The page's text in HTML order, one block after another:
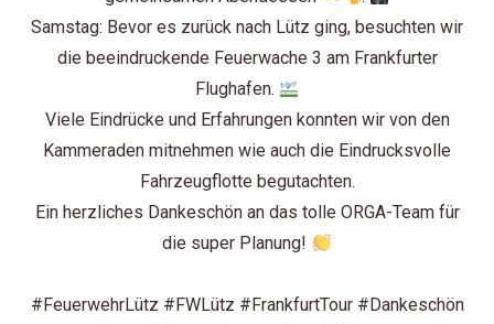
Samstag: Bevor es zurück nach Lütz ging, besuchten wir
die beeindruckende Feuerwache 3 am Frankfurter
Flughafen.
Viele Eindrücke und Erfahrungen konnten wir von den
Kammeraden mitnehmen wie auch die Eindrucksvolle
Fahrzeugflotte begutachten.
Ein herzliches Dankeschön an das tolle ORGA-Team für
die super Planung!
#FeuerwehrLütz #FWLütz #FrankfurtTour #Dankeschön